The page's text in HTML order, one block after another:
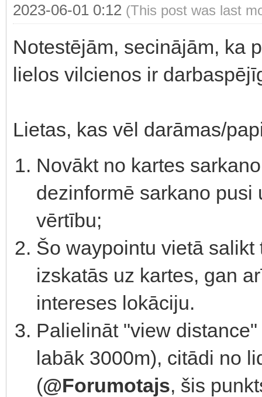
2023-06-01 0:12 (This post was last
Notestējām, secinājām, ka
lielos vilcienos ir
Lietas, kas vēl darāmas/
Novākt no kartes
dezinformē sarkano
vērtību;
Šo waypointu vietā
izskatās uz kartes, gan
intereses lokāciju.
Palielināt "view
labāk 3000m), citādi no
(@Forumotajs, šis